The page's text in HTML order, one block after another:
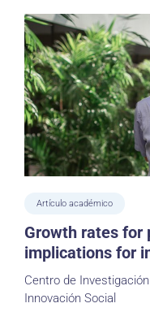
Artículo académico
Growth rates for
implications for
Centro de
Innovación Social